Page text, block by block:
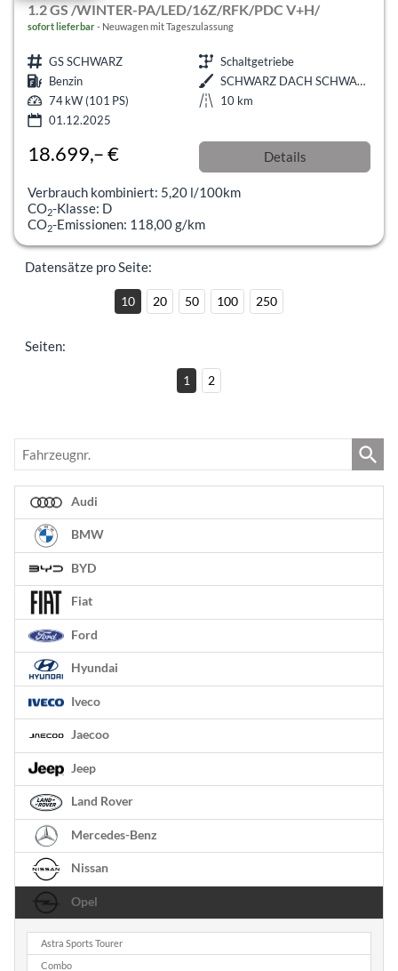
1.2 GS /WINTER-PA/LED/16Z/RFK/PDC V+H/
sofort lieferbar Neuwagen mit Tageszulassung
GS SCHWARZ
Schaltgetriebe
Benzin
SCHWARZ DACH SCHWARZ
74 kW (101 PS)
10 km
01.12.2025
18.699,– € Details
Verbrauch kombiniert: 5,20 l/100km
CO2-Klasse: D
CO2-Emissionen: 118,00 g/km
Datensätze pro Seite:
10 20 50 100 250
Seiten:
1 2
Fahrzeugnr.
Audi
BMW
BYD
Fiat
Ford
Hyundai
Iveco
Jaecoo
Jeep
Land Rover
Mercedes-Benz
Nissan
Opel
Astra Sports Tourer
Combo